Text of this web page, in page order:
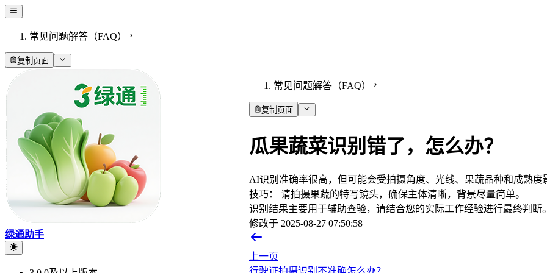
常见问题解答（FAQ）
复制页面
绿通助手
常见问题解答（FAQ）
复制页面
瓜果蔬菜识别错了，怎么办？
AI识别准确率很高，但可能会受拍摄角度、光线、果蔬品种和成熟度
技巧： 请拍摄果蔬的特写镜头，确保主体清晰，背景尽量简单。
识别结果主要用于辅助查验，请结合您的实际工作经验进行最终判断。
修改于 2025-08-27 07:50:58
上一页